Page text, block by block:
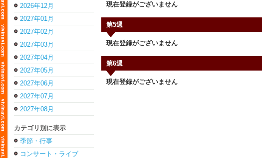
2026年12月
2027年01月
2027年02月
2027年03月
2027年04月
2027年05月
2027年06月
2027年07月
2027年08月
カテゴリ別に表示
季節・行事
コンサート・ライブ
現在登録がございません
第5週
現在登録がございません
第6週
現在登録がございません